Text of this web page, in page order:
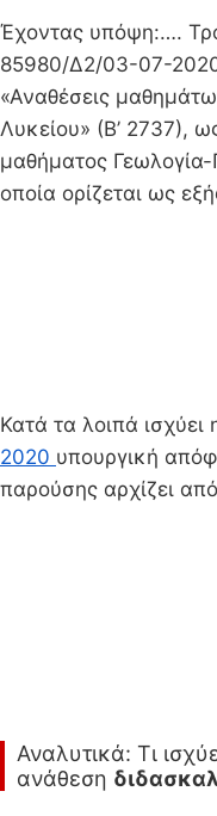
Έχοντας υπόψη:….
85980/Δ2/03-07-
«Αναθέσεις
Λυκείου» (Β’ 2737),
μαθήματος
οποία ορίζεται ως
Κατά τα λοιπά ισχύει
2020 υπουργική
παρούσης αρχίζει
Αναλυτικά: Τι
ανάθεση